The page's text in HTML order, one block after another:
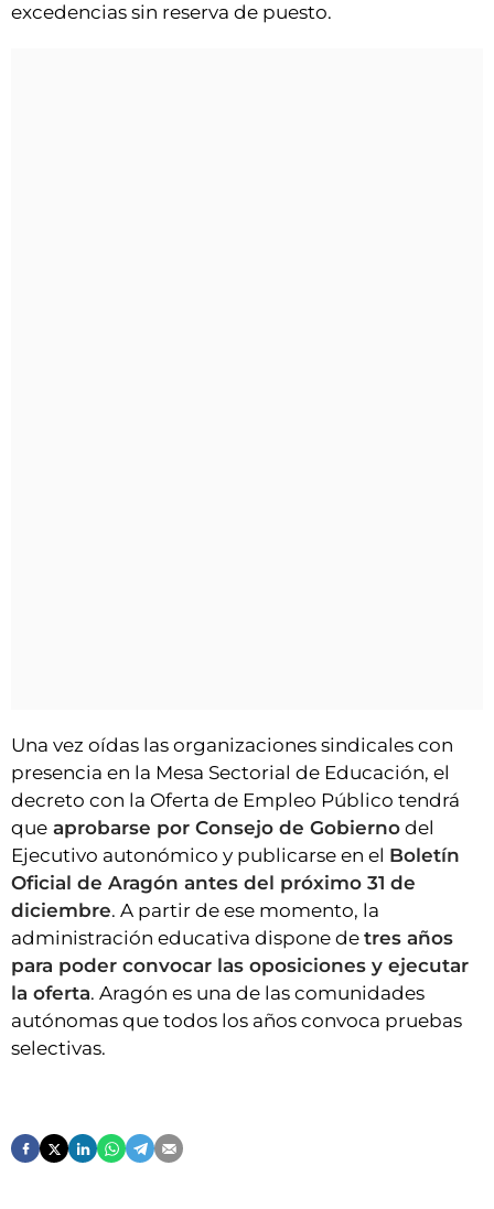
excedencias sin reserva de puesto.
Una vez oídas las organizaciones sindicales con
presencia en la Mesa Sectorial de Educación, el
decreto con la Oferta de Empleo Público tendrá
que aprobarse por Consejo de Gobierno del
Ejecutivo autonómico y publicarse en el Boletín
Oficial de Aragón antes del próximo 31 de
diciembre. A partir de ese momento, la
administración educativa dispone de tres años
para poder convocar las oposiciones y ejecutar
la oferta. Aragón es una de las comunidades
autónomas que todos los años convoca pruebas
selectivas.